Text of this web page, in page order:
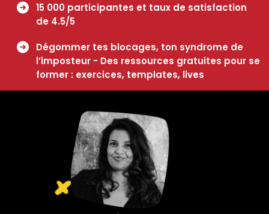
15 000 participantes et taux de satisfaction
de 4.5/5
Dégommer tes blocages, ton syndrome de
l’imposteur - Des ressources gratuites pour se
former : exercices, templates, lives